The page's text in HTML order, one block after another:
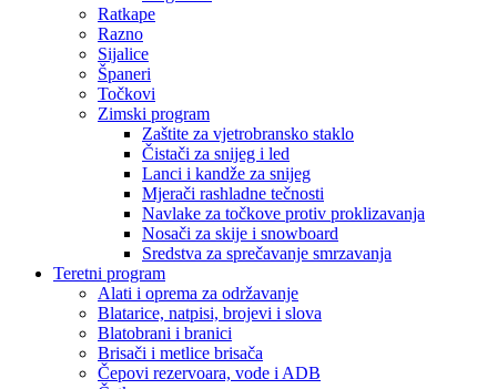
Ratkape
Razno
Sijalice
Španeri
Točkovi
Zimski program
Zaštite za vjetrobransko staklo
Čistači za snijeg i led
Lanci i kandže za snijeg
Mjerači rashladne tečnosti
Navlake za točkove protiv proklizavanja
Nosači za skije i snowboard
Sredstva za sprečavanje smrzavanja
Teretni program
Alati i oprema za održavanje
Blatarice, natpisi, brojevi i slova
Blatobrani i branici
Brisači i metlice brisača
Čepovi rezervoara, vode i ADB